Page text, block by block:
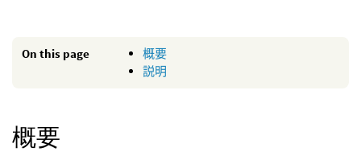
On this page
概要
説明
概要